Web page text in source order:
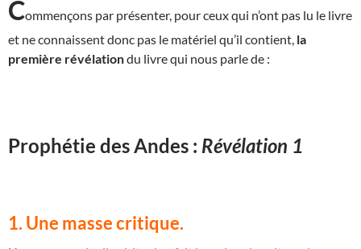
Commençons par présenter, pour ceux qui n’ont pas lu le livre
et ne connaissent donc pas le matériel qu’il contient, la
première révélationdu livre qui nous parle de :
Prophétie des Andes : Révélation 1
1. Une masse critique.